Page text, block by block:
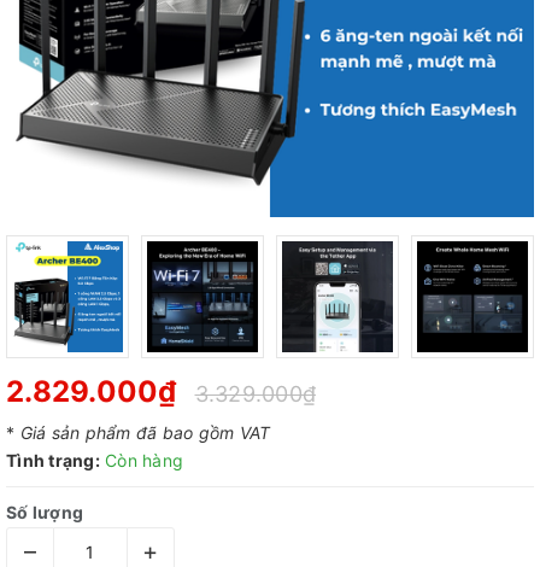
2.829.000₫ 3.329.000₫
* Giá sản phẩm đã bao gồm VAT
Tình trạng: Còn hàng
Số lượng
– +